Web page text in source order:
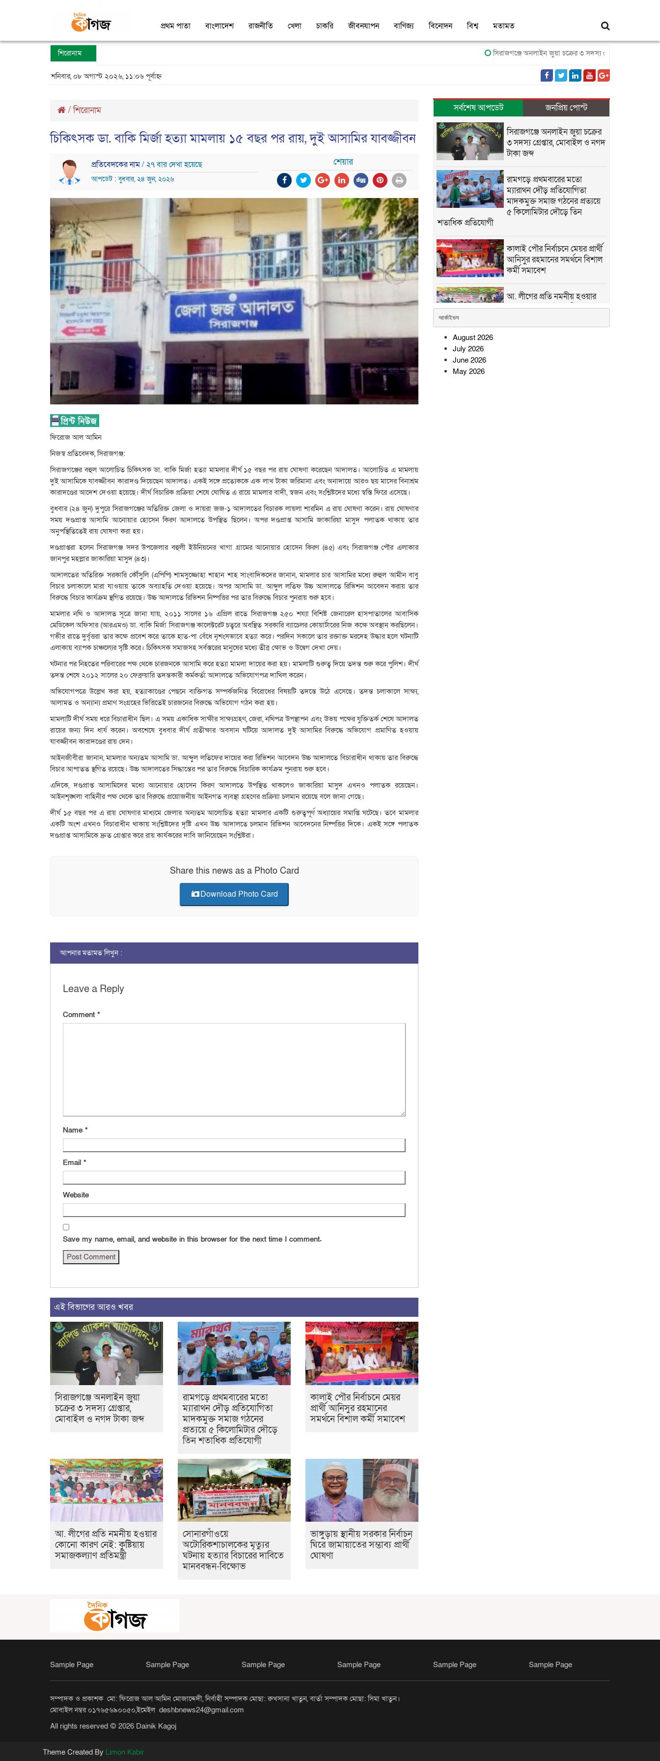
প্রথম পাতা বাংলাদেশ রাজনীতি খেলা চাকরি জীবনযাপন বাণিজ্য বিনোদন বিশ্ব মতামত
শিরোনাম সিরাজগঞ্জে অনলাইন জুয়া চক্রের ৩ সদস্য গ্রেপ্তার, মোবাইল ও নগদ
শনিবার, ০৮ অগাস্ট ২০২৬, ১১:০৬ পূর্বাহ্ন
/শিরোনাম
চিকিৎসক ডা. বাকি মির্জা হত্যা মামলায় ১৫ বছর পর রায়, দুই আসামির যাবজ্জীবন
প্রতিবেদকের নাম/ ২৭ বার দেখা হয়েছে
আপডেট : বুধবার, ২৪ জুন, ২০২৬
শেয়ার
ফিরোজ আল আমিন
নিজস্ব প্রতিবেদক, সিরাজগঞ্জ:
সিরাজগঞ্জের বহুল আলোচিত চিকিৎসক ডা. বাকি মির্জা হত্যা মামলার দীর্ঘ ১৫ বছর পর রায় ঘোষণা করেছেন আদালত। আলোচিত এ মামলায়
দুই আসামিকে যাবজ্জীবন কারাদণ্ড দিয়েছেন আদালত। একই সঙ্গে প্রত্যেককে এক লাখ টাকা জরিমানা এবং অনাদায়ে আরও ছয় মাসের বিনাশ্রম
কারাদণ্ডের আদেশ দেওয়া হয়েছে। দীর্ঘ বিচারিক প্রক্রিয়া শেষে ঘোষিত এ রায়ে মামলার বাদী, স্বজন এবং সংশ্লিষ্টদের মধ্যে স্বস্তি ফিরে এসেছে।
বুধবার (২৪ জুন) দুপুরে সিরাজগঞ্জের অতিরিক্ত জেলা ও দায়রা জজ-১ আদালতের বিচারক লায়লা শারমিন এ রায় ঘোষণা করেন। রায় ঘোষণার
সময় দণ্ডপ্রাপ্ত আসামি আনোয়ার হোসেন কিরণ আদালতে উপস্থিত ছিলেন। অপর দণ্ডপ্রাপ্ত আসামি জাকারিয়া মাসুদ পলাতক থাকায় তার
অনুপস্থিতিতেই রায় ঘোষণা করা হয়।
দণ্ডপ্রাপ্তরা হলেন সিরাজগঞ্জ সদর উপজেলার বহুলী ইউনিয়নের খাগা গ্রামের আনোয়ার হোসেন কিরণ (৪৫) এবং সিরাজগঞ্জ পৌর এলাকার
জানপুর মহল্লার জাকারিয়া মাসুদ (৪৩)।
আদালতের অতিরিক্ত সরকারি কৌঁসুলি (এপিপি) শামসুজ্জোহা শাহান শাহ সাংবাদিকদের জানান, মামলার চার আসামির মধ্যে রুহুল আমীন বাবু
বিচার চলাকালে মারা যাওয়ায় তাকে অব্যাহতি দেওয়া হয়েছে। অপর আসামি ডা. আব্দুল লতিফ উচ্চ আদালতে রিভিশন আবেদন করায় তার
বিরুদ্ধে বিচার কার্যক্রম স্থগিত রয়েছে। উচ্চ আদালতে রিভিশন নিষ্পত্তির পর তার বিরুদ্ধে বিচার পুনরায় শুরু হবে।
মামলার নথি ও আদালত সূত্রে জানা যায়, ২০১১ সালের ১৬ এপ্রিল রাতে সিরাজগঞ্জ ২৫০ শয্যা বিশিষ্ট জেনারেল হাসপাতালের আবাসিক
মেডিকেল অফিসার (আরএমও) ডা. বাকি মির্জা সিরাজগঞ্জ কালেক্টরেট চত্বরে অবস্থিত সরকারি ব্যাচেলর কোয়ার্টারের নিজ কক্ষে অবস্থান করছিলেন।
গভীর রাতে দুর্বৃত্তরা তার কক্ষে প্রবেশ করে তাকে হাত-পা বেঁধে নৃশংসভাবে হত্যা করে। পরদিন সকালে তার রক্তাক্ত মরদেহ উদ্ধার হলে ঘটনাটি
এলাকায় ব্যাপক চাঞ্চল্যের সৃষ্টি করে। চিকিৎসক সমাজসহ সর্বস্তরের মানুষের মধ্যে তীব্র ক্ষোভ ও উদ্বেগ দেখা দেয়।
ঘটনার পর নিহতের পরিবারের পক্ষ থেকে চারজনকে আসামি করে হত্যা মামলা দায়ের করা হয়। মামলাটি গুরুত্ব দিয়ে তদন্ত শুরু করে পুলিশ। দীর্ঘ
তদন্ত শেষে ২০১২ সালের ২০ ফেব্রুয়ারি তদন্তকারী কর্মকর্তা আদালতে অভিযোগপত্র দাখিল করেন।
অভিযোগপত্রে উল্লেখ করা হয়, হত্যাকাণ্ডের পেছনে ব্যক্তিগত সম্পর্কজনিত বিরোধের বিষয়টি তদন্তে উঠে এসেছে। তদন্ত চলাকালে সাক্ষ্য,
আলামত ও অন্যান্য প্রমাণ সংগ্রহের ভিত্তিতেই চারজনের বিরুদ্ধে অভিযোগ গঠন করা হয়।
মামলাটি দীর্ঘ সময় ধরে বিচারাধীন ছিল। এ সময় একাধিক সাক্ষীর সাক্ষ্যগ্রহণ, জেরা, নথিপত্র উপস্থাপন এবং উভয় পক্ষের যুক্তিতর্ক শেষে আদালত
রায়ের জন্য দিন ধার্য করেন। অবশেষে বুধবার দীর্ঘ প্রতীক্ষার অবসান ঘটিয়ে আদালত দুই আসামির বিরুদ্ধে অভিযোগ প্রমাণিত হওয়ায়
যাবজ্জীবন কারাদণ্ডের রায় দেন।
আইনজীবীরা জানান, মামলার অন্যতম আসামি ডা. আব্দুল লতিফের দায়ের করা রিভিশন আবেদন উচ্চ আদালতে বিচারাধীন থাকায় তার বিরুদ্ধে
বিচার আপাতত স্থগিত রয়েছে। উচ্চ আদালতের সিদ্ধান্তের পর তার বিরুদ্ধে বিচারিক কার্যক্রম পুনরায় শুরু হবে।
এদিকে, দণ্ডপ্রাপ্ত আসামিদের মধ্যে আনোয়ার হোসেন কিরণ আদালতে উপস্থিত থাকলেও জাকারিয়া মাসুদ এখনও পলাতক রয়েছেন।
আইনশৃঙ্খলা বাহিনীর পক্ষ থেকে তার বিরুদ্ধে প্রয়োজনীয় আইনগত ব্যবস্থা গ্রহণের প্রক্রিয়া চলমান রয়েছে বলে জানা গেছে।
দীর্ঘ ১৫ বছর পর এ রায় ঘোষণার মাধ্যমে জেলার অন্যতম আলোচিত হত্যা মামলার একটি গুরুত্বপূর্ণ অধ্যায়ের সমাপ্তি ঘটেছে। তবে মামলার
একটি অংশ এখনও বিচারাধীন থাকায় সংশ্লিষ্টদের দৃষ্টি এখন উচ্চ আদালতে চলমান রিভিশন আবেদনের নিষ্পত্তির দিকে। একই সঙ্গে পলাতক
দণ্ডপ্রাপ্ত আসামিকে দ্রুত গ্রেপ্তার করে রায় কার্যকরের দাবি জানিয়েছেন সংশ্লিষ্টরা।
Share this news as a Photo Card
Download Photo Card
আপনার মতামত লিখুন :
Leave a Reply
Comment *
Name *
Email *
Website
Save my name, email, and website in this browser for the next time I comment.
এই বিভাগের আরও খবর
সিরাজগঞ্জে অনলাইন জুয়া
চক্রের ৩ সদস্য গ্রেপ্তার,
মোবাইল ও নগদ টাকা জব্দ
রামগড়ে প্রথমবারের মতো
ম্যারাথন দৌড় প্রতিযোগিতা
মাদকমুক্ত সমাজ গঠনের
প্রত্যয়ে ৫ কিলোমিটার দৌড়ে
তিন শতাধিক প্রতিযোগী
কালাই পৌর নির্বাচনে মেয়র
প্রার্থী আনিসুর রহমানের
সমর্থনে বিশাল কর্মী সমাবেশ
আ. লীগের প্রতি নমনীয় হওয়ার
কোনো কারণ নেই: কুষ্টিয়ায়
সমাজকল্যাণ প্রতিমন্ত্রী
সোনারগাঁওয়ে
অটোরিকশাচালকের মৃত্যুর
ঘটনায় হত্যার বিচারের দাবিতে
মানববন্ধন-বিক্ষোভ
ভাঙ্গুড়ায় স্থানীয় সরকার নির্বাচন
ঘিরে জামায়াতের সম্ভাব্য প্রার্থী
ঘোষণা
সর্বশেষ আপডেট জনপ্রিয় পোস্ট
সিরাজগঞ্জে অনলাইন জুয়া চক্রের
৩ সদস্য গ্রেপ্তার, মোবাইল ও নগদ
টাকা জব্দ
রামগড়ে প্রথমবারের মতো
ম্যারাথন দৌড় প্রতিযোগিতা
মাদকমুক্ত সমাজ গঠনের প্রত্যয়ে
৫ কিলোমিটার দৌড়ে তিন
শতাধিক প্রতিযোগী
কালাই পৌর নির্বাচনে মেয়র প্রার্থী
আনিসুর রহমানের সমর্থনে বিশাল
কর্মী সমাবেশ
আ. লীগের প্রতি নমনীয় হওয়ার
কোনো কারণ নেই: কুষ্টিয়ায়
আর্কাইভস
August 2026
July 2026
June 2026
May 2026
Sample Page Sample Page Sample Page Sample Page Sample Page Sample Page
সম্পাদক ও প্রকাশক মো: ফিরোজ আল আমিন মোজাদ্দেদী, নির্বাহী সম্পাদক মোছা: রুখসানা খাতুন, বার্তা সম্পাদক মোছা: সিমা খাতুন।
মোবাইল নম্বর ০১৭৬৫৬৯০০৫০,ইমেইল deshbnews24@gmail.com
All rights reserved © 2026 Dainik Kagoj
Theme Created By Limon Kabir